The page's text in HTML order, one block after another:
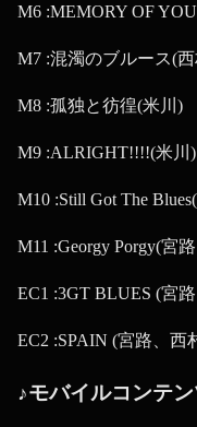
M6 :MEMORY OF
M7 :混濁のブルース(
M8 :孤独と彷徨(米川)
M9 :ALRIGHT!!!!(米川)
M10 :Still Got The
M11 :Georgy Porgy(宮
EC1 :3GT BLUES (宮
EC2 :SPAIN (宮路、西
♪モバイルコンテ